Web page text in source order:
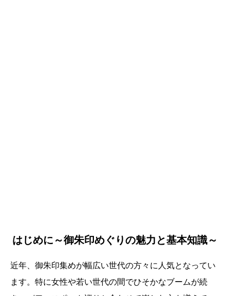
はじめに～御朱印めぐりの魅力と基本知識～
近年、御朱印集めが幅広い世代の方々に人気となってい
ます。特に女性や若い世代の間でひそかなブームが続